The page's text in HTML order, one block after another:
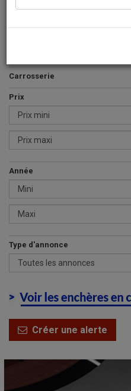
> Rechercher un véhicule
Carrosserie
Prix
Année
Type d'annonce
Créer une alerte